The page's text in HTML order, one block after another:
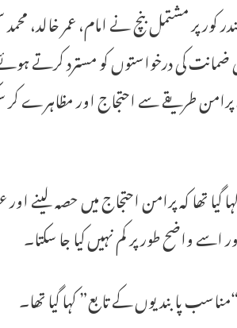
پر مشتمل بنچ نے امام، عمر خالد،
کی ضمانت کی درخواستوں کو مسترد کرتے
طریقے سے احتجاج اور مظاہرے کر
واضح طور پر کم نہیں کیا جا سکتا۔
پابندیوں کے تابع” کہا گیا تھا۔